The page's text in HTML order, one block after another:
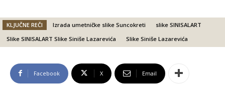
KLJUČNE REČI Izrada umetničke slike Suncokreti
slike SINISALART
Slike SINISALART Slike Siniše Lazarevića
Slike Siniše Lazarevića
Facebook X Email